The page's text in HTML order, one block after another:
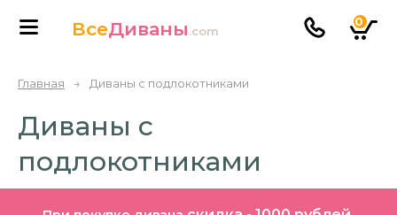
ВсеДиваны.com
0
Главная → Диваны с подлокотниками
Диваны с
подлокотниками